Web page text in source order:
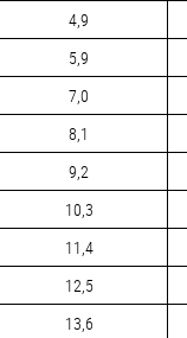
4,9
5,9
7,0
8,1
9,2
10,3
11,4
12,5
13,6